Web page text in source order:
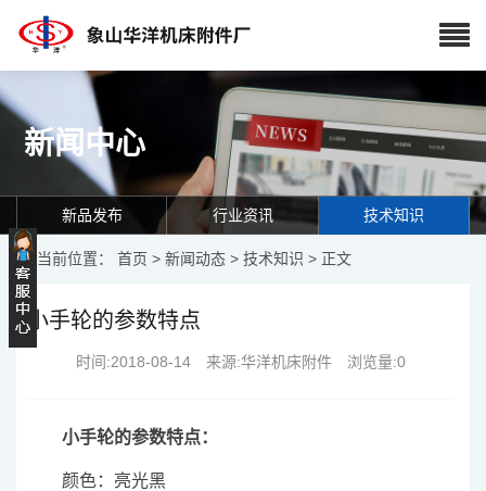
新闻中心
新品发布 行业资讯 技术知识
当前位置： 首页 > 新闻动态 > 技术知识 > 正文
小手轮的参数特点
时间:2018-08-14 来源:华洋机床附件 浏览量:0
小手轮的参数特点：
颜色：亮光黑